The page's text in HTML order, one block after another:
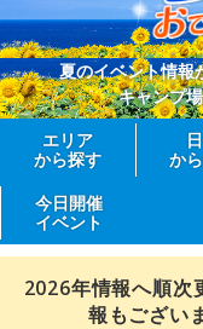
夏のイベント情報
キャンプ
エリア
から探す
か
今日開催
イベント
2026年情報へ順次
報もござい